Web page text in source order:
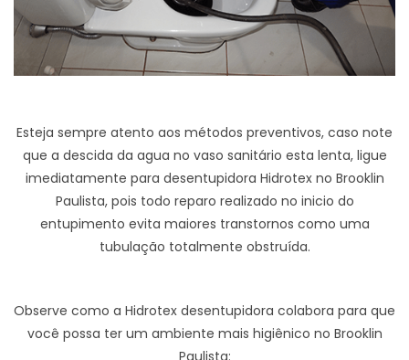
Esteja sempre atento aos métodos preventivos, caso note
que a descida da agua no vaso sanitário esta lenta, ligue
imediatamente para desentupidora Hidrotex no Brooklin
Paulista, pois todo reparo realizado no inicio do
entupimento evita maiores transtornos como uma
tubulação totalmente obstruída.
Observe como a Hidrotex desentupidora colabora para que
você possa ter um ambiente mais higiênico no Brooklin
Paulista: